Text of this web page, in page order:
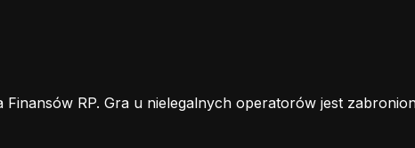
RP. Gra u nielegalnych operatorów jest